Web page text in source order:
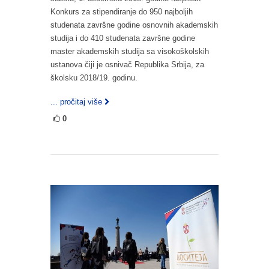
Konkurs za stipendiranje do 950 najboljih
studenata završne godine osnovnih akademskih
studija i do 410 studenata završne godine
master akademskih studija sa visokoškolskih
ustanova čiji je osnivač Republika Srbija, za
školsku 2018/19. godinu.
... pročitaj više
0